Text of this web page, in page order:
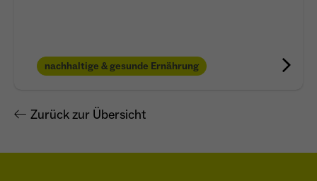
nachhaltige & gesunde Ernährung
Zurück zur Übersicht